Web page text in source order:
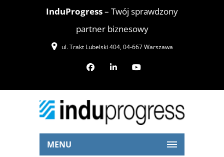
InduProgress– Twój sprawdzony
partner biznesowy
ul. Trakt Lubelski 404, 04-667 Warszawa
MENU